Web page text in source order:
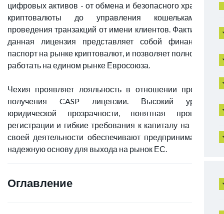
цифровых активов - от обмена и безопасного хранения
криптовалюты до управления кошельками и
проведения транзакций от имени клиентов. Фактически,
данная лицензия представляет собой финансовый
паспорт на рынке криптовалют, и позволяет полноценно
работать на едином рынке Евросоюза.
Чехия проявляет лояльность в отношении процесса
получения CASP лицензии. Высокий уровень
юридической прозрачности, понятная процедура
регистрации и гибкие требования к капиталу на старте
своей деятельности обеспечивают предпринимателям
надежную основу для выхода на рынок ЕС.
Оглавление